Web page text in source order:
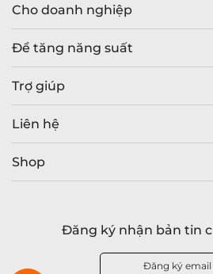
Cho doanh nghiệp
Để tăng năng suất
Trợ giúp
Liên hệ
Shop
Đăng ký nhận bản tin
Đăng ký email